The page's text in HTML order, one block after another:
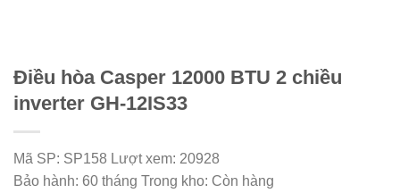
Điều hòa Casper 12000 BTU 2 chiều
inverter GH-12IS33
Mã SP: SP158 Lượt xem: 20928
Bảo hành: 60 tháng Trong kho: Còn hàng